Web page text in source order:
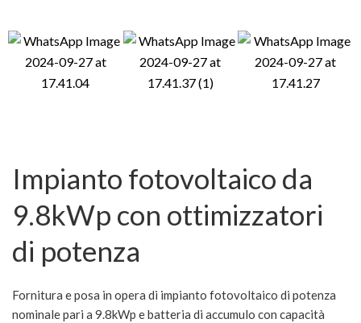
Impianto fotovoltaico da
9.8kWp con ottimizzatori
di potenza
Fornitura e posa in opera di impianto fotovoltaico di potenza
nominale pari a 9.8kWp e batteria di accumulo con capacità